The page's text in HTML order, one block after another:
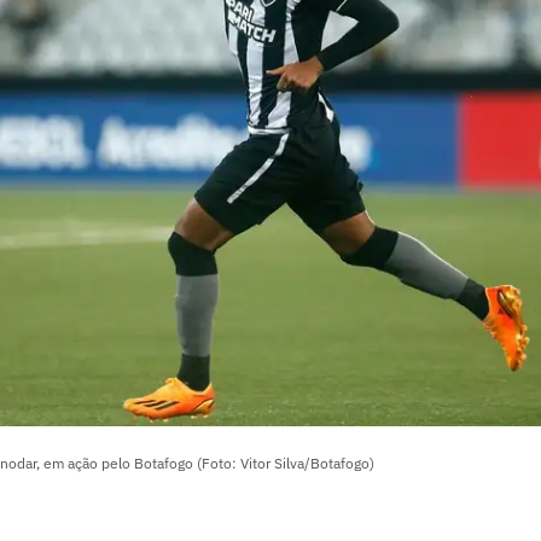
em ação pelo Botafogo (Foto: Vitor Silva/Botafogo)